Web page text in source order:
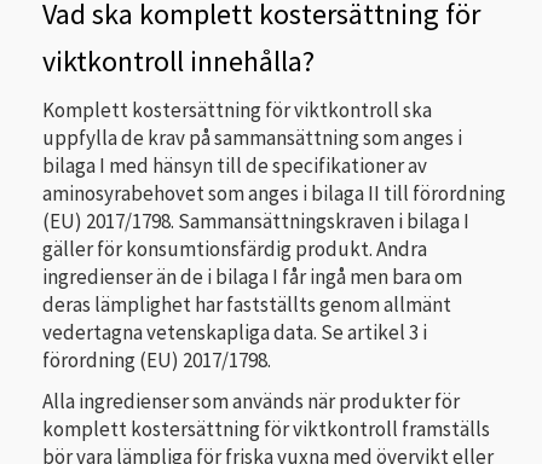
Vad ska komplett kostersättning för
viktkontroll innehålla?
Komplett kostersättning för viktkontroll ska
uppfylla de krav på sammansättning som anges i
bilaga I med hänsyn till de specifikationer av
aminosyrabehovet som anges i bilaga II till förordning
(EU) 2017/1798. Sammansättningskraven i bilaga I
gäller för konsumtionsfärdig produkt. Andra
ingredienser än de i bilaga I får ingå men bara om
deras lämplighet har fastställts genom allmänt
vedertagna vetenskapliga data. Se artikel 3 i
förordning (EU) 2017/1798.
Alla ingredienser som används när produkter för
komplett kostersättning för viktkontroll framställs
bör vara lämpliga för friska vuxna med övervikt eller